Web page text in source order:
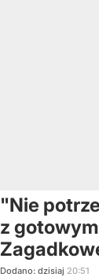
"Nie
z
Dodano: dzisiaj 20:51